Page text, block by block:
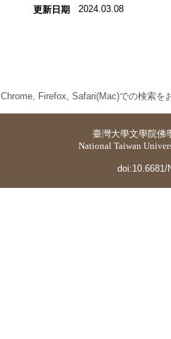
更新日期 2024.03.08
Chrome, Firefox, Safari(Mac)での検索を
臺灣大學文學院佛
National Taiwan
doi:10.6681/